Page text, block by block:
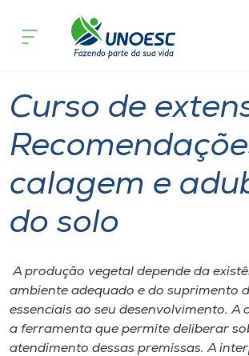
Cursos
Pesquisa
Atendimento ao Estudante
Portal de Ensino
A
Internacionalização
acontece
Curso de
calagem e
do solo
A produção vegetal depende da
ambiente adequado e do suprimento
essenciais ao seu desenvolvimento. A
a ferramenta que permite deliberar
atendimento dessas premissas. A